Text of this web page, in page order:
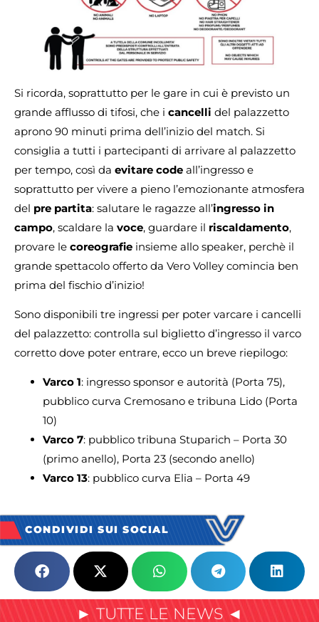
Si ricorda, soprattutto per le gare in cui è previsto un
grande afflusso di tifosi, che i cancelli del palazzetto
aprono 90 minuti prima dell’inizio del match. Si
consiglia a tutti i partecipanti di arrivare al palazzetto
per tempo, così da evitare code all’ingresso e
soprattutto per vivere a pieno l’emozionante atmosfera
del pre partita: salutare le ragazze all’ingresso in
campo, scaldare la voce, guardare il riscaldamento,
provare le coreografie insieme allo speaker, perchè il
grande spettacolo offerto da Vero Volley comincia ben
prima del fischio d’inizio!
Sono disponibili tre ingressi per poter varcare i cancelli
del palazzetto: controlla sul biglietto d’ingresso il varco
corretto dove poter entrare, ecco un breve riepilogo:
Varco 1: ingresso sponsor e autorità (Porta 75),
pubblico curva Cremosano e tribuna Lido (Porta
10)
Varco 7: pubblico tribuna Stuparich – Porta 30
(primo anello), Porta 23 (secondo anello)
Varco 13: pubblico curva Elia – Porta 49
CONDIVIDI SUI SOCIAL
► TUTTE LE NEWS ◄